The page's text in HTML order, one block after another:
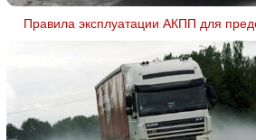
Правила эксплуатации АКПП для